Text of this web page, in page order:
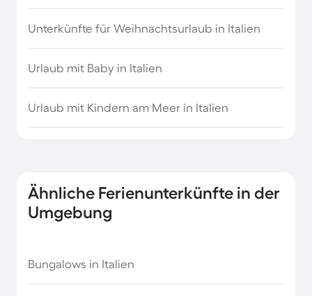
Unterkünfte für Weihnachtsurlaub in Italien
Urlaub mit Baby in Italien
Urlaub mit Kindern am Meer in Italien
Ähnliche Ferienunterkünfte in der
Umgebung
Bungalows in Italien